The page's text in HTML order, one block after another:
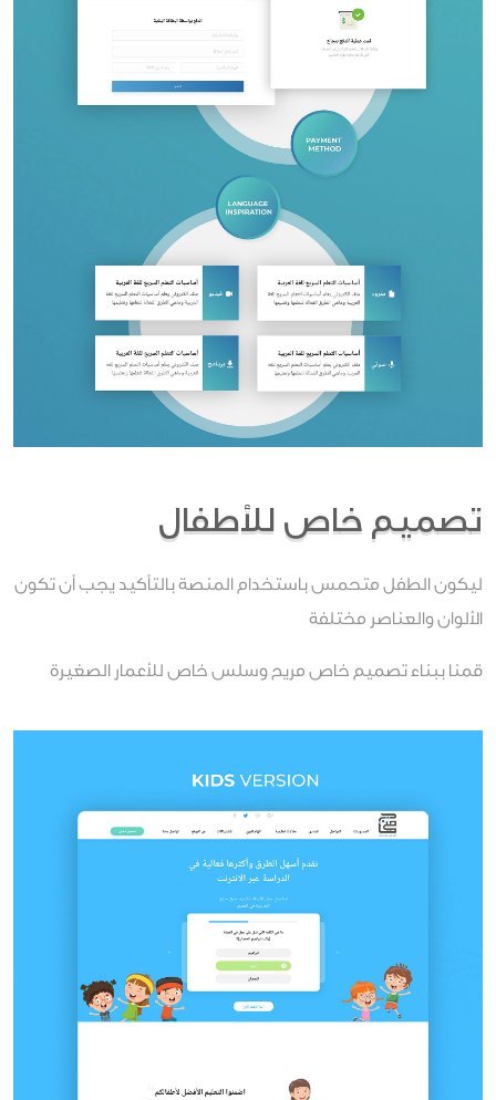
تصميم خاص للأطفال
ليكون الطفل متحمس باستخدام المنصة بالتأكيد يجب أن تكون
الألوان والعناصر مختلفة
قمنا ببناء تصميم خاص مريح وسلس خاص للأعمار الصغيرة